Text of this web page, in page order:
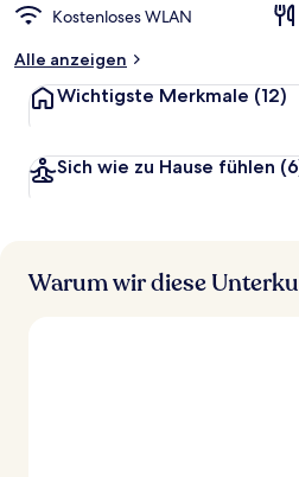
Kostenloses WLAN
Alle anzeigen
Wichtigste Merkmale (12)
Sich wie zu Hause fühlen
Warum wir diese